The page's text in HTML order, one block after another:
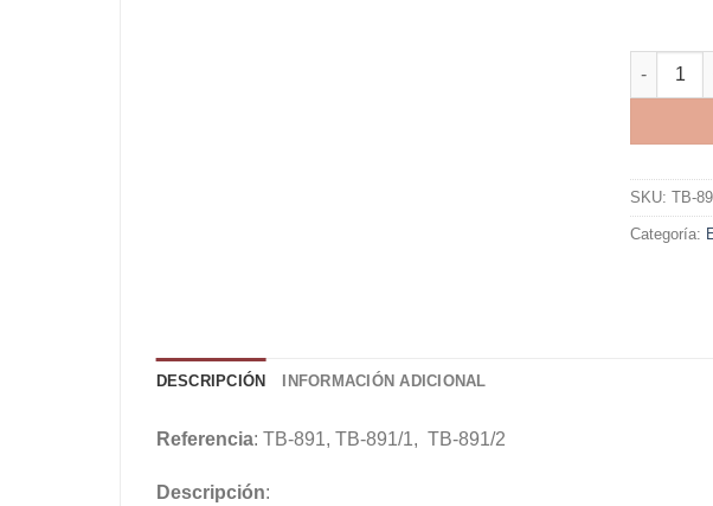
SKU:TB-
Categoría:
DESCRIPCIÓN INFORMACIÓN ADICIONAL
Referencia: TB-891, TB-891/1, TB-891/2
Descripción: